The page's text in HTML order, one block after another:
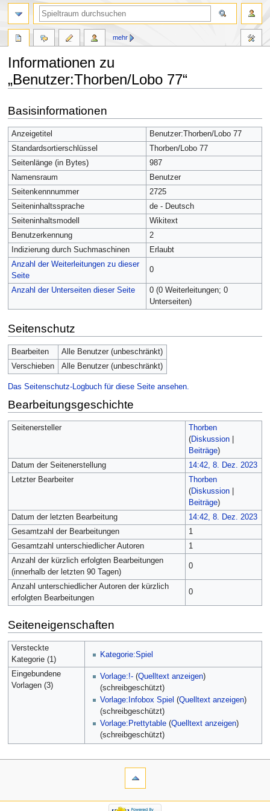
Informationen zu
„Benutzer:Thorben/Lobo 77“
Navigation
springen
Suche
springen
Basisinformationen
Anzeigetitel
Benutzer:Thorben/Lobo 77
Standardsortierschlüssel
Thorben/Lobo 77
Seitenlänge (in Bytes)
987
Namensraum
Benutzer
Seitenkennnummer
2725
Seiteninhaltssprache
de - Deutsch
Seiteninhaltsmodell
Wikitext
Benutzerkennung
2
Indizierung durch Suchmaschinen
Erlaubt
Anzahl der Weiterleitungen zu dieser
Seite
0
Anzahl der Unterseiten dieser Seite
0 (0 Weiterleitungen; 0
Unterseiten)
Seitenschutz
Bearbeiten
Alle Benutzer (unbeschränkt)
Verschieben
Alle Benutzer (unbeschränkt)
Das Seitenschutz-Logbuch für diese Seite ansehen.
Bearbeitungsgeschichte
Seitenersteller
Thorben
(Diskussion|
Beiträge)
Datum der Seitenerstellung
14:42, 8. Dez. 2023
Letzter Bearbeiter
Thorben
(Diskussion|
Beiträge)
Datum der letzten Bearbeitung
14:42, 8. Dez. 2023
Gesamtzahl der Bearbeitungen
1
Gesamtzahl unterschiedlicher Autoren
1
Anzahl der kürzlich erfolgten Bearbeitungen
(innerhalb der letzten 90 Tagen)
0
Anzahl unterschiedlicher Autoren der kürzlich
erfolgten Bearbeitungen
0
Seiteneigenschaften
Versteckte
Kategorie (1)
Kategorie:Spiel
Eingebundene
Vorlagen (3)
Vorlage:!- (Quelltext anzeigen)
(schreibgeschützt)
Vorlage:Infobox Spiel (Quelltext anzeigen)
(schreibgeschützt)
Vorlage:Prettytable (Quelltext anzeigen)
(schreibgeschützt)
mehr